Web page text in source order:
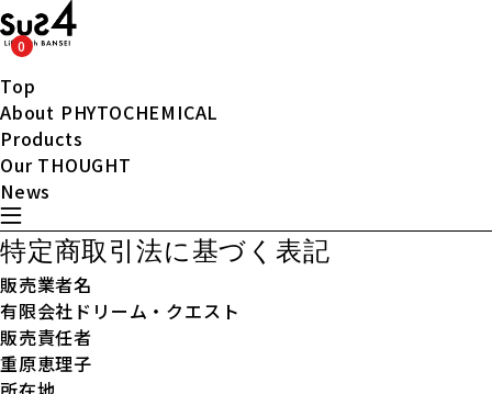
0
Top
About PHYTOCHEMICAL
Products
Our THOUGHT
News
特定商取引法に基づく表記
販売業者名
有限会社ドリーム・クエスト
販売責任者
重原恵理子